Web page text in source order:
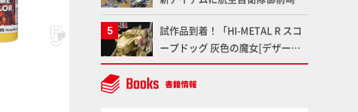
ゴールドイエロー
屯基地の公式キャラクターとして
誕生した「おまねこ」が着任！け
もプラ公式サイト限定版と通常版
の2ラインで発売！
試作品到着！「HI-METAL R スコ
ープドッグ 灰色の魔女[デザート
カラー]（仮）」の気になる装備や
細部など商品仕様を撮り下ろしで